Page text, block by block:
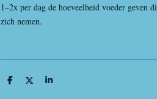
1–2x per dag de hoeveelheid voeder geven
zich nemen.
D
D
S